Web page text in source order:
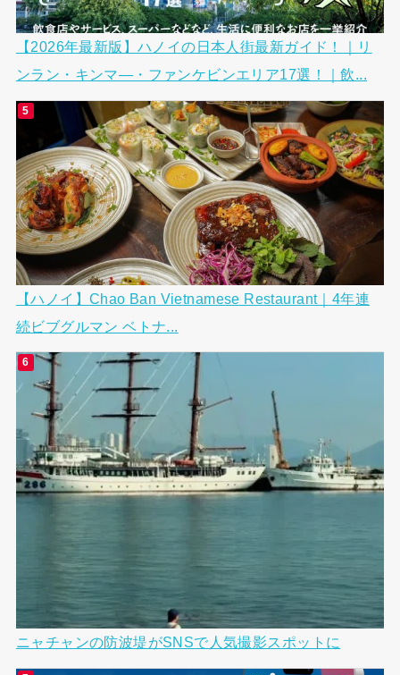
【2026年最新版】ハノイの日本人街最新ガイド！｜リ
ンラン・キンマ―・ファンケビンエリア17選！｜飲...
【ハノイ】Chao Ban Vietnamese Restaurant｜4年連
続ビブグルマン ベトナ...
ニャチャンの防波堤がSNSで人気撮影スポットに